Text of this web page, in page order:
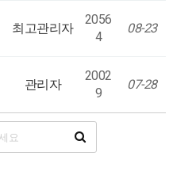
최고관리자
2056
4
08-23
관리자
2002
9
07-28